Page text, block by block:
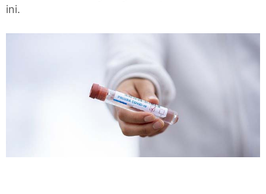
ini.